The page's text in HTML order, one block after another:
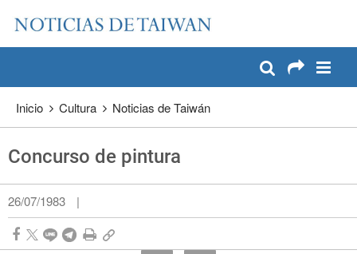
Pase a contenido principal
Inicio Cultura Noticias de Taiwán
Concurso de pintura
26/07/1983 |